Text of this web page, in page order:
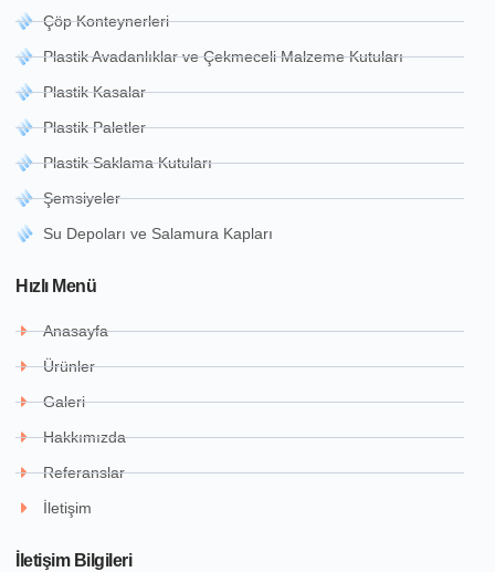
Çöp Konteynerleri
Plastik Avadanlıklar ve Çekmeceli Malzeme Kutuları
Plastik Kasalar
Plastik Paletler
Plastik Saklama Kutuları
Şemsiyeler
Su Depoları ve Salamura Kapları
Hızlı Menü
Anasayfa
Ürünler
Galeri
Hakkımızda
Referanslar
İletişim
İletişim Bilgileri